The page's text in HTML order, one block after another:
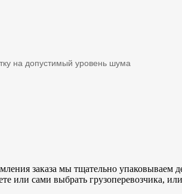
на допустимый уровень шума
заказа мы тщательно упаковываем
или сами выбрать грузоперевозчика,